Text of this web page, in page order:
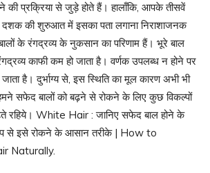
प्रक्रिया से जुड़े होते हैं। हालाँकि, आपके तीसवें
की शुरुआत में इसका पता लगाना निराशाजनक
के रंगद्रव्य के नुकसान का परिणाम हैं। भूरे बाल
काफी कम हो जाता है। वर्णक उपलब्ध न होने पर
है। दुर्भाग्य से, इस स्थिति का मूल कारण अभी भी
सफेद बालों को बढ़ने से रोकने के लिए कुछ विकल्पों
रहिये। White Hair : जानिए सफेद बाल होने के
से इसे रोकने के आसान तरीके | How to
Naturally.